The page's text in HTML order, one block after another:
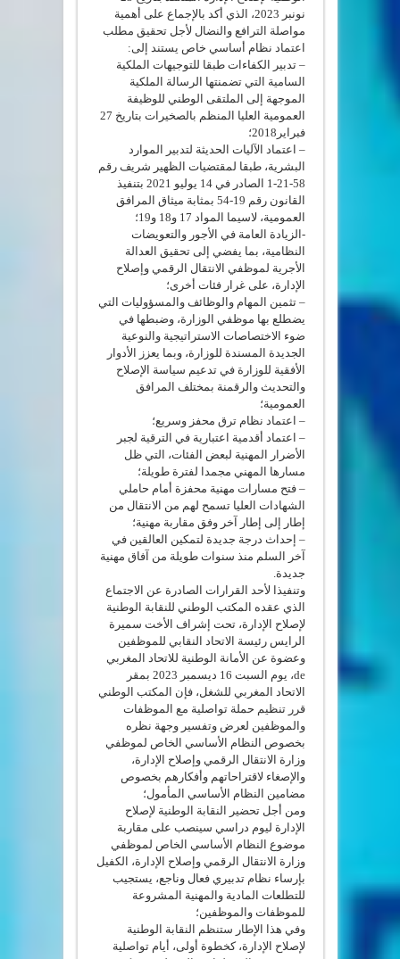
نونبر 2023، الذي أكد بالإجماع على أهمية
مواصلة الترافع والنضال لأجل تحقيق مطلب
اعتماد نظام أساسي خاص يستند إلى:
– تدبير الكفاءات طبقا للتوجيهات الملكية
السامية التي تضمنتها الرسالة الملكية
الموجهة إلى الملتقى الوطني للوظيفة
العمومية العليا المنظم بالصخيرات بتاريخ 27
فبراير2018؛
– اعتماد الآليات الحديثة لتدبير الموارد
البشرية، طبقا لمقتضيات الظهير شريف رقم
58-21-1 الصادر في 14 يوليو 2021 بتنفيذ
القانون رقم 19-54 بمثابة ميثاق المرافق
العمومية، لاسيما المواد 17 و18 و19؛
-الزيادة العامة في الأجور والتعويضات
النظامية، بما يفضي إلى تحقيق العدالة
الأجرية لموظفي الانتقال الرقمي وإصلاح
الإدارة، على غرار فئات أخرى؛
– تثمين المهام والوظائف والمسؤوليات التي
يضطلع بها موظفي الوزارة، وضبطها في
ضوء الاختصاصات الاستراتيجية والنوعية
الجديدة المسندة للوزارة، وبما يعزز الأدوار
الأفقية للوزارة في تدعيم سياسة الإصلاح
والتحديث والرقمنة بمختلف المرافق
العمومية؛
– اعتماد نظام ترق محفز وسريع؛
– اعتماد أقدمية اعتبارية في الترقية لجبر
الأضرار المهنية لبعض الفئات، التي ظل
مسارها المهني مجمدا لفترة طويلة؛
– فتح مسارات مهنية محفزة أمام حاملي
الشهادات العليا تسمح لهم من الانتقال من
إطار إلى إطار آخر وفق مقاربة مهنية؛
– إحداث درجة جديدة لتمكين العالقين في
آخر السلم منذ سنوات طويلة من آفاق مهنية
جديدة.
وتنفيذا لأحد القرارات الصادرة عن الاجتماع
الذي عقده المكتب الوطني للنقابة الوطنية
لإصلاح الإدارة، تحت إشراف الأخت سميرة
الرايس رئيسة الاتحاد النقابي للموظفين
وعضوة عن الأمانة الوطنية للاتحاد المغربي
de، يوم السبت 16 ديسمبر 2023 بمقر
الاتحاد المغربي للشغل، فإن المكتب الوطني
قرر تنظيم حملة تواصلية مع الموظفات
والموظفين لعرض وتفسير وجهة نظره
بخصوص النظام الأساسي الخاص لموظفي
وزارة الانتقال الرقمي وإصلاح الإدارة،
والإصغاء لاقتراحاتهم وأفكارهم بخصوص
مضامين النظام الأساسي المأمول؛
ومن أجل تحضير النقابة الوطنية لإصلاح
الإدارة ليوم دراسي سينصب على مقاربة
موضوع النظام الأساسي الخاص لموظفي
وزارة الانتقال الرقمي وإصلاح الإدارة، الكفيل
بإرساء نظام تدبيري فعال وناجع، يستجيب
للتطلعات المادية والمهنية المشروعة
للموظفات والموظفين؛
وفي هذا الإطار ستنظم النقابة الوطنية
لإصلاح الإدارة، كخطوة أولى، أيام تواصلية